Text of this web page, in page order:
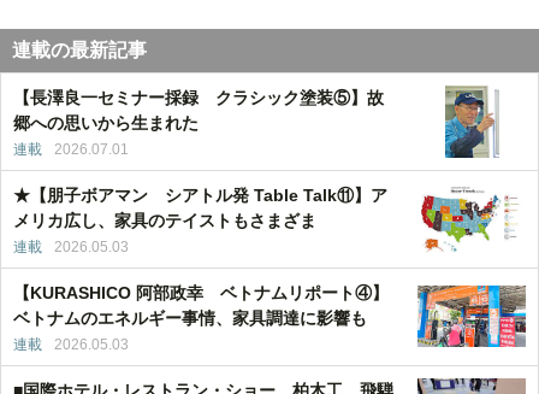
連載の最新記事
【長澤良一セミナー採録 クラシック塗装⑤】故
郷への思いから生まれた
連載 2026.07.01
★【朋子ボアマン シアトル発 Table Talk⑪】ア
メリカ広し、家具のテイストもさまざま
連載 2026.05.03
【KURASHICO 阿部政幸 ベトナムリポート④】
ベトナムのエネルギー事情、家具調達に影響も
連載 2026.05.03